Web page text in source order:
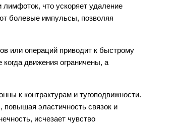
что ускоряет удаление
болевые импульсы, позволяя
или операций приводит к быстрому
движения ограничены, а
к контрактурам и тугоподвижности.
повышая эластичность связок и
исчезает чувство